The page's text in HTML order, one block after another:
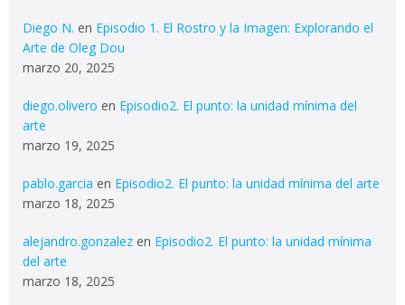
Diego N. en Episodio 1. El Rostro y la Imagen: Explorando el
Arte de Oleg Dou
marzo 20, 2025
diego.olivero en Episodio2. El punto: la unidad mínima del
arte
marzo 19, 2025
pablo.garcia en Episodio2. El punto: la unidad mínima del arte
marzo 18, 2025
alejandro.gonzalez en Episodio2. El punto: la unidad mínima
del arte
marzo 18, 2025